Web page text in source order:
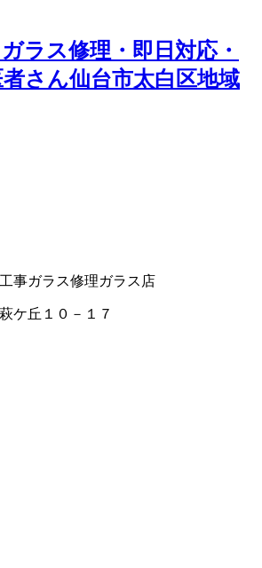
ラス修理・即日対応・
さん仙台市太白区地域
事ガラス修理ガラス店
ケ丘１０－１７